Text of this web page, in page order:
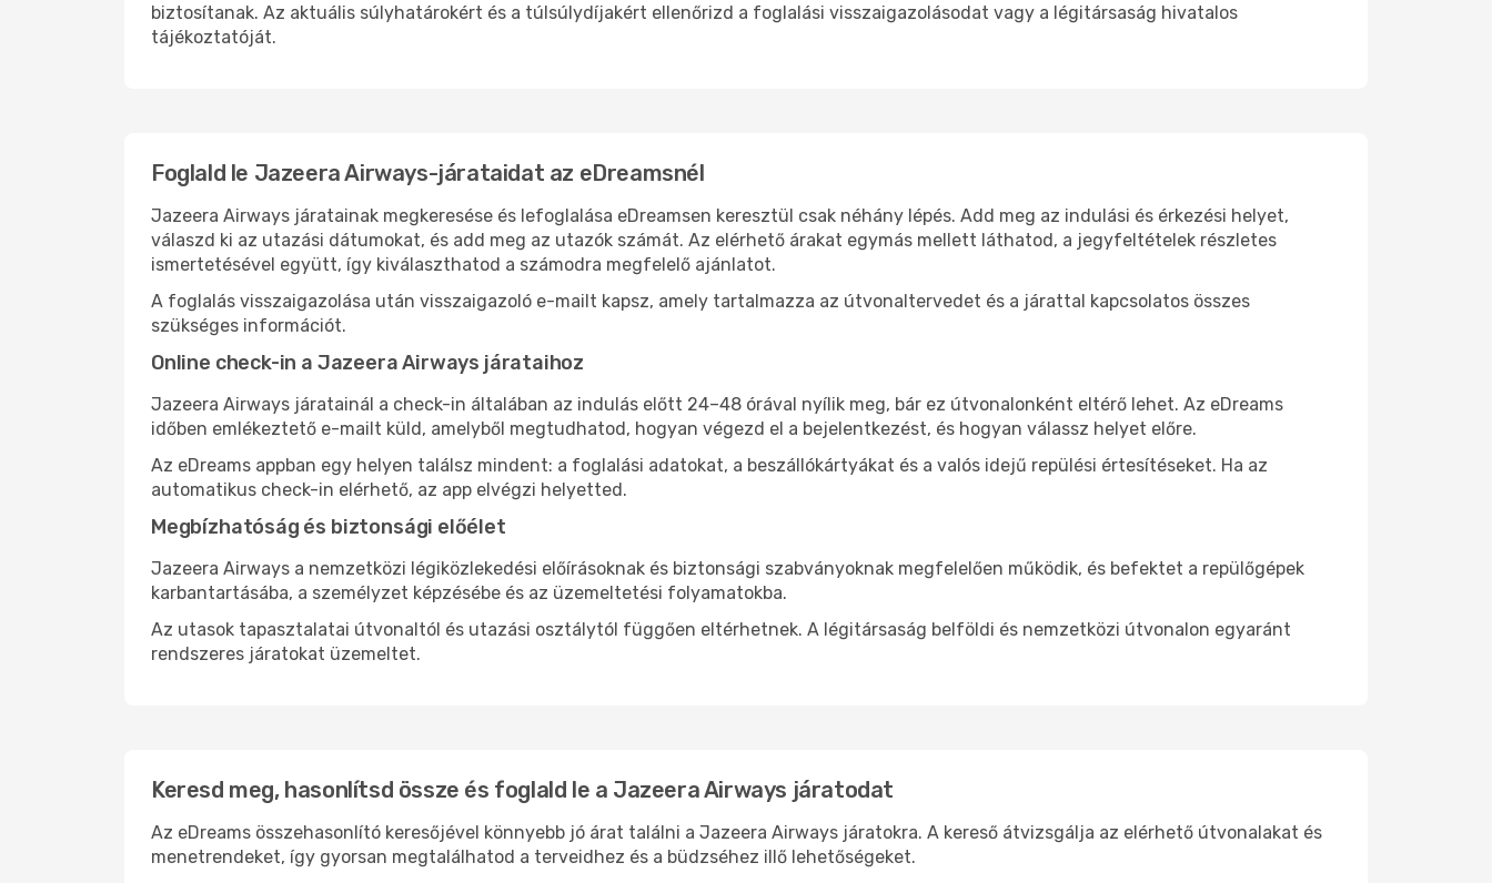
biztosítanak. Az aktuális súlyhatárokért és a túlsúlydíjakért ellenőrizd a foglalási visszaigazolásodat vagy a légitársaság hivatalos
tájékoztatóját.
Foglald le Jazeera Airways-járataidat az eDreamsnél
Jazeera Airways járatainak megkeresése és lefoglalása eDreamsen keresztül csak néhány lépés. Add meg az indulási és érkezési helyet,
válaszd ki az utazási dátumokat, és add meg az utazók számát. Az elérhető árakat egymás mellett láthatod, a jegyfeltételek részletes
ismertetésével együtt, így kiválaszthatod a számodra megfelelő ajánlatot.
A foglalás visszaigazolása után visszaigazoló e-mailt kapsz, amely tartalmazza az útvonaltervedet és a járattal kapcsolatos összes
szükséges információt.
Online check-in a Jazeera Airways járataihoz
Jazeera Airways járatainál a check-in általában az indulás előtt 24–48 órával nyílik meg, bár ez útvonalonként eltérő lehet. Az eDreams
időben emlékeztető e-mailt küld, amelyből megtudhatod, hogyan végezd el a bejelentkezést, és hogyan válassz helyet előre.
Az eDreams appban egy helyen találsz mindent: a foglalási adatokat, a beszállókártyákat és a valós idejű repülési értesítéseket. Ha az
automatikus check-in elérhető, az app elvégzi helyetted.
Megbízhatóság és biztonsági előélet
Jazeera Airways a nemzetközi légiközlekedési előírásoknak és biztonsági szabványoknak megfelelően működik, és befektet a repülőgépek
karbantartásába, a személyzet képzésébe és az üzemeltetési folyamatokba.
Az utasok tapasztalatai útvonaltól és utazási osztálytól függően eltérhetnek. A légitársaság belföldi és nemzetközi útvonalon egyaránt
rendszeres járatokat üzemeltet.
Keresd meg, hasonlítsd össze és foglald le a Jazeera Airways járatodat
Az eDreams összehasonlító keresőjével könnyebb jó árat találni a Jazeera Airways járatokra. A kereső átvizsgálja az elérhető útvonalakat és
menetrendeket, így gyorsan megtalálhatod a terveidhez és a büdzséhez illő lehetőségeket.